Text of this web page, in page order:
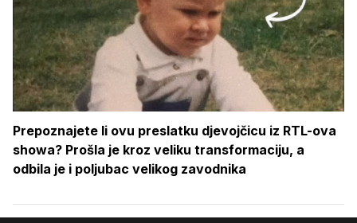
Prepoznajete li ovu preslatku djevojčicu iz RTL-ova
showa? Prošla je kroz veliku transformaciju, a
odbila je i poljubac velikog zavodnika